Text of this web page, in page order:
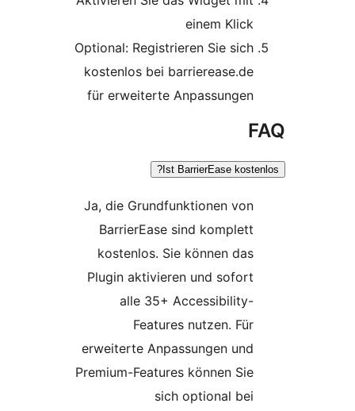
Optional: Registrieren Sie sich
kostenlos bei barrierease.de
für erweiterte Anpassungen
Ist BarrierEase
Ja, die Grundfunktionen von
BarrierEase sind komplett
kostenlos. Sie können das
Plugin aktivieren und sofort
alle 35+ Accessibility-
Features nutzen. Für
erweiterte Anpassungen und
Premium-Features können Sie